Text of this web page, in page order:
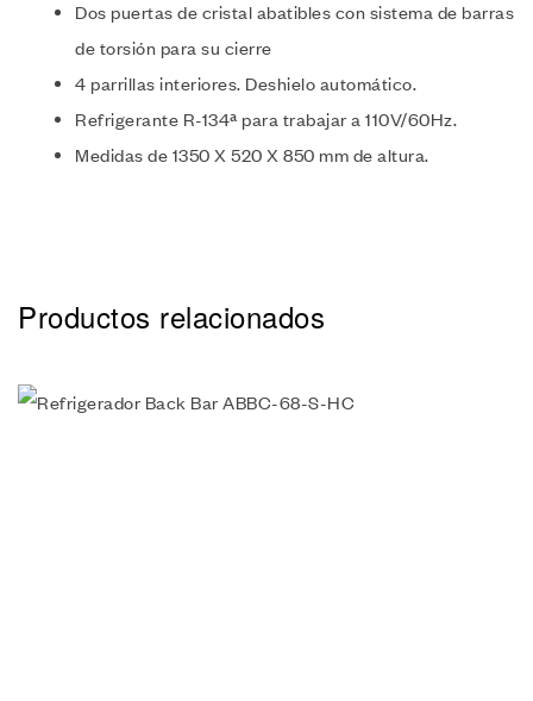
Dos puertas de cristal abatibles con sistema de barras
de torsión para su cierre
4 parrillas interiores. Deshielo automático.
Refrigerante R-134ª para trabajar a 110V/60Hz.
Medidas de 1350 X 520 X 850 mm de altura.
Productos relacionados